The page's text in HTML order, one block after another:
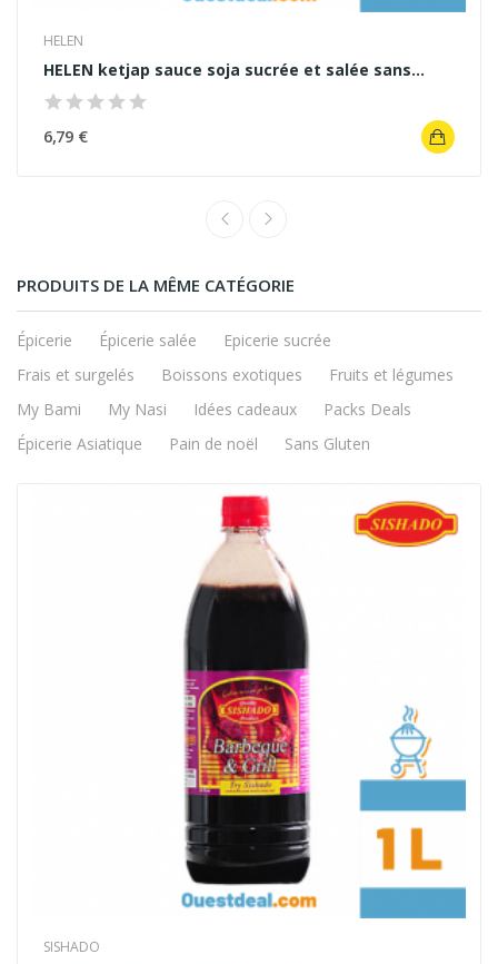
HELEN
HELEN ketjap sauce soja sucrée et salée sans...
6,79 €
PRODUITS DE LA MÊME CATÉGORIE
Épicerie Épicerie salée
Epicerie sucrée
Frais et surgelés
Boissons exotiques
Fruits et légumes
My Bami
My Nasi Idées cadeaux
Packs Deals
Épicerie Asiatique
Pain de noël Sans Gluten
SISHADO